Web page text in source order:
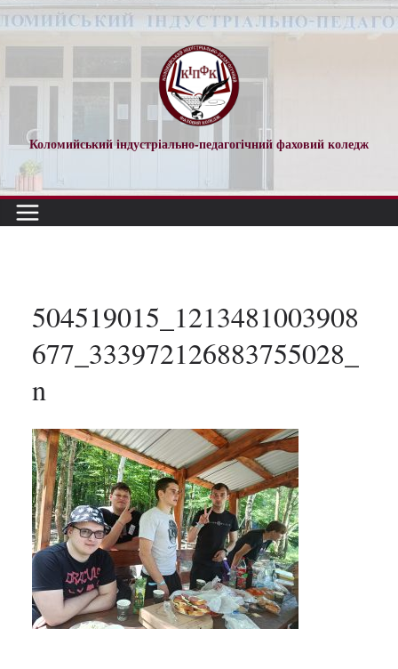
Перейти
до
Коломийський індустріально-педагогічний фаховий коледж
504519015_1213481003908
677_333972126883755028_
n